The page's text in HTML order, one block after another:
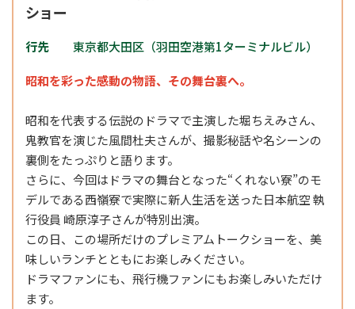
ショー
行先 東京都大田区（羽田空港第1ターミナルビル）
昭和を彩った感動の物語、その舞台裏へ。
昭和を代表する伝説のドラマで主演した堀ちえみさん、
鬼教官を演じた風間杜夫さんが、撮影秘話や名シーンの
裏側をたっぷりと語ります。
さらに、今回はドラマの舞台となった“くれない寮”のモ
デルである西嶺寮で実際に新人生活を送った日本航空 執
行役員 崎原淳子さんが特別出演。
この日、この場所だけのプレミアムトークショーを、美
味しいランチとともにお楽しみください。
ドラマファンにも、飛行機ファンにもお楽しみいただけ
ます。